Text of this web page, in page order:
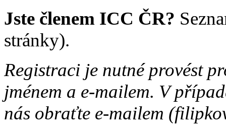
Jste členem ICC ČR?
stránky).
Registraci je nutné provést
jménem a e-mailem. V
nás obraťte e-mailem